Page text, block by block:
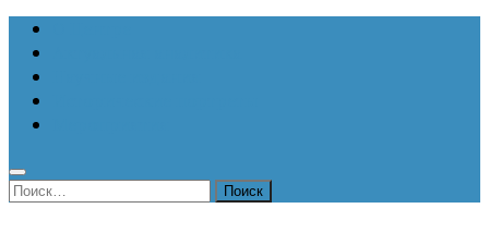
Найти: